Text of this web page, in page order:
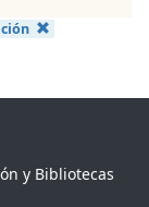
y Bibliotecas